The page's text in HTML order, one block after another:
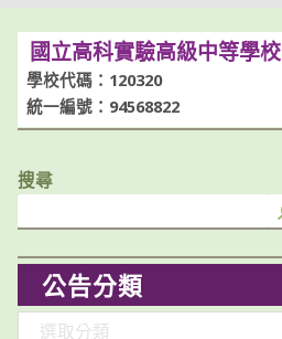
國立高科實驗高級中等學校
學校代碼：120320
統一編號：94568822
搜尋
公告分類